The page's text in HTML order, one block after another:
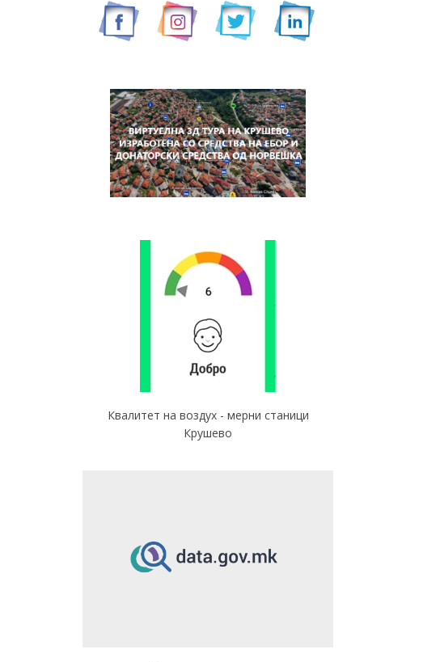
Квалитет на воздух - мерни станици
Крушево